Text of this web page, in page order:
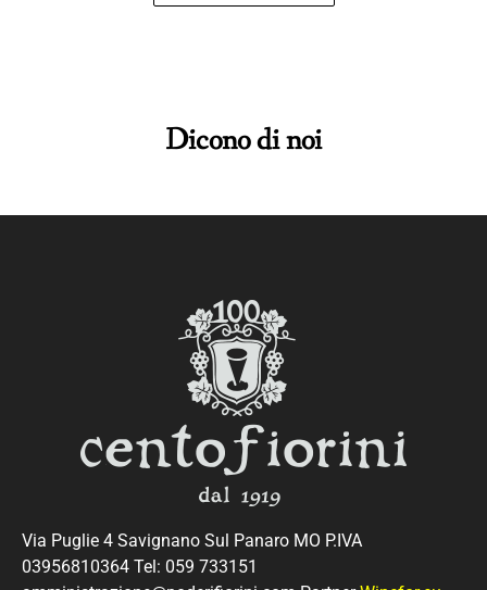
Dicono di noi
Via Puglie 4 Savignano Sul Panaro MO P.IVA
03956810364 Tel: 059 733151